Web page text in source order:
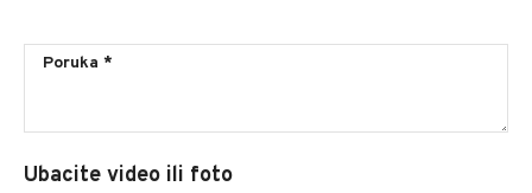
Ubacite video ili foto